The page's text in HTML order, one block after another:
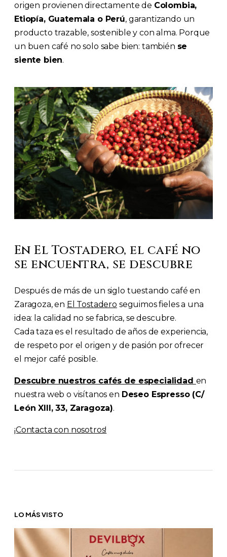
origen provienen directamente de Colombia,
Etiopía, Guatemala o Perú, garantizando un
producto trazable, sostenible y con alma. Porque
un buen café no solo sabe bien: también se
siente bien.
En El Tostadero, el café no
se encuentra, se descubre
Después de más de un siglo tuestando café en
Zaragoza, en El Tostadero seguimos fieles a una
idea: la calidad no se fabrica, se descubre.
Cada taza es el resultado de años de experiencia,
de respeto por el origen y de pasión por ofrecer
el mejor café posible.
Descubre nuestros cafés de especialidad en
nuestra web o visítanos en Deseo Espresso (C/
León XIII, 33, Zaragoza).
¡Contacta con nosotros!
LO MÁS VISTO